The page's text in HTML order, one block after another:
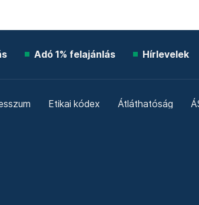
Adó 1% felajánlás Hírlevelek
Etikai kódex Átláthatóság